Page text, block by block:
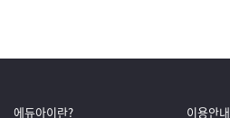
에듀아이란? 이용안내